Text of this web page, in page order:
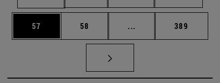
Página
57 Página
58 ... Páginas intermedias
Página
389